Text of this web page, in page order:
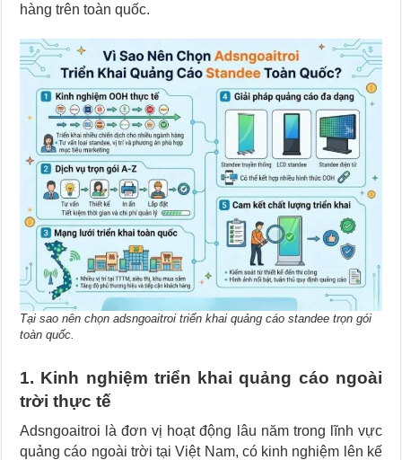
hàng trên toàn quốc.
Tại sao nên chọn adsngoaitroi triển khai quảng cáo standee trọn gói
toàn quốc.
1. Kinh nghiệm triển khai quảng cáo ngoài
trời thực tế
Adsngoaitroi là đơn vị hoạt động lâu năm trong lĩnh vực
quảng cáo ngoài trời tại Việt Nam, có kinh nghiệm lên kế